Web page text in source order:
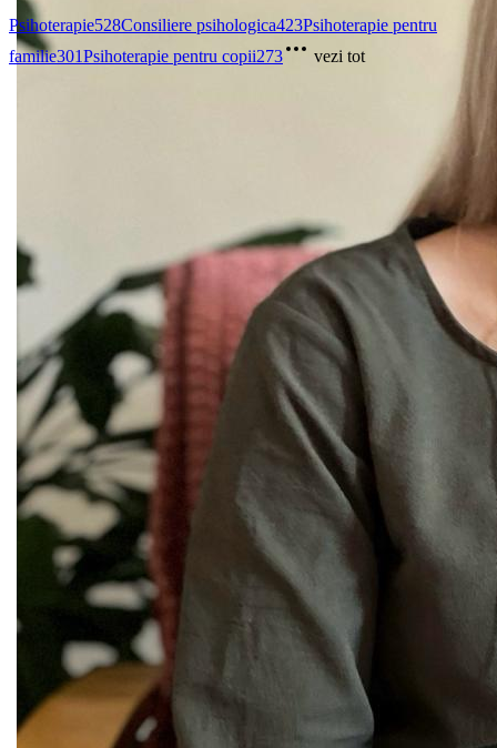
Psihoterapie528Consiliere psihologica423Psihoterapie pentru
familie301Psihoterapie pentru copii273 vezi tot